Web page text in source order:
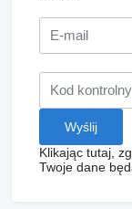
Klikając tutaj,
Twoje dane